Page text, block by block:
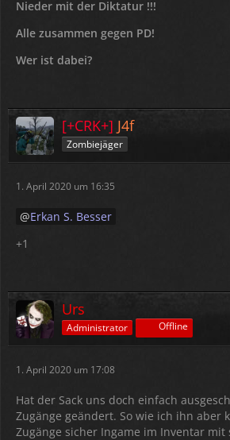
Nieder mit der Diktatur !!!
Alle zusammen gegen PD!
Wer ist dabei?
[+CRK+] J4f
Zombiejäger
1. April 2020 um 16:35
Erkan S. Besser
+1
Urs
Administrator Offline
1. April 2020 um 17:08
Hat der Sack uns doch einfach
Zugänge geändert. So wie ich ihn aber
Zugänge sicher Ingame im Inventar mit